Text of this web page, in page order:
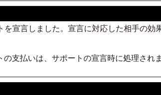
宣言しました。宣言に対応した相手の効
支払いは、サポートの宣言時に処理され